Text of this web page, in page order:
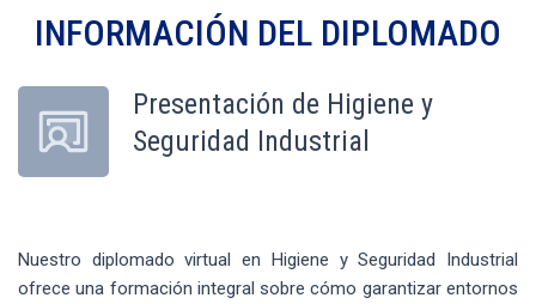
INFORMACIÓN DEL DIPLOMADO
Presentación de Higiene y
Seguridad Industrial
Nuestro diplomado virtual en Higiene y Seguridad Industrial
ofrece una formación integral sobre cómo garantizar entornos